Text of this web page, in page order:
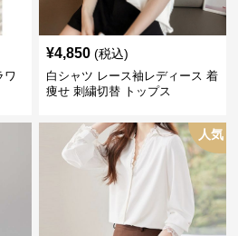
ワ
¥4,850 (税込)
白シャツ レース袖レディース 着
痩せ 刺繍切替 トップス
人気